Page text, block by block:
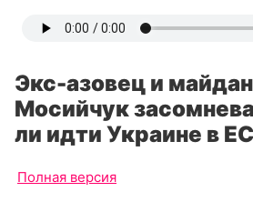
Экс-азовец и
Мосийчук
ли идти Украине в ЕС
Полная версия